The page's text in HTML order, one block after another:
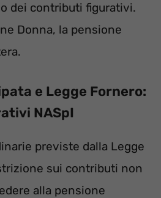
dei contributi figurativi.
Donna, la pensione
e Legge Fornero:
NASpI
previste dalla Legge
sui contributi non
alla pensione